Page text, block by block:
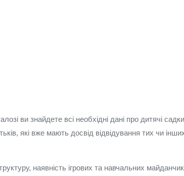
ви знайдете всі необхідні дані про дитячі
які вже мають досвід відвідування тих чи
наявність ігрових та навчальних